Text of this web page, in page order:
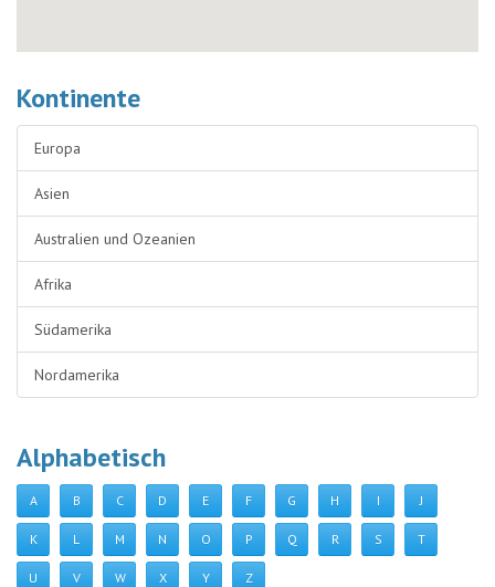
Kontinente
Europa
Asien
Australien und Ozeanien
Afrika
Südamerika
Nordamerika
Alphabetisch
A B C D E F G H I J
K L M N O P Q R S T
U V W X Y Z